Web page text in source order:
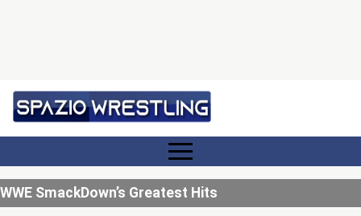
WWE SmackDown’s Greatest Hits